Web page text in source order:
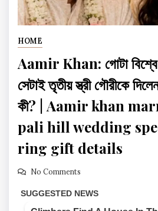
HOME
Aamir Khan: গোটা বিশ্বে
সেটাই তৃতীয় স্ত্রী গৌরীকে
কী? | Aamir khan
pali hill wedding
ring gift details
No Comments